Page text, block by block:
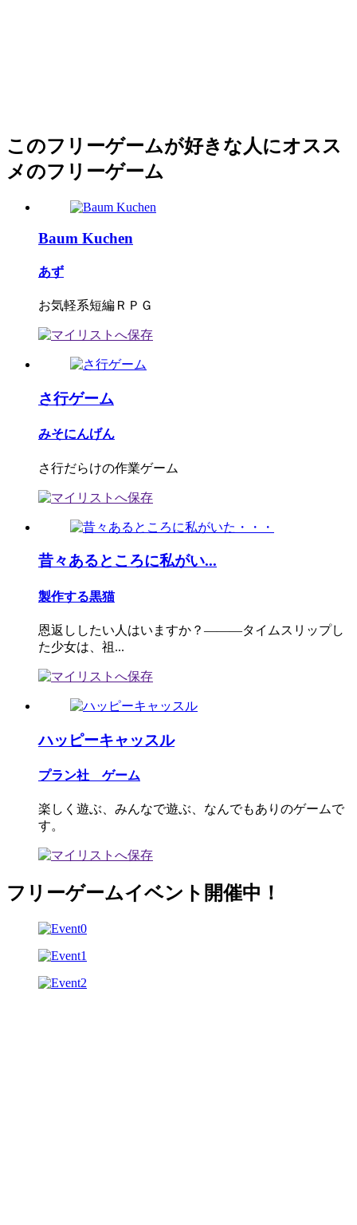
このフリーゲームが好きな人にオスス
メのフリーゲーム
Baum Kuchen
あず
お気軽系短編ＲＰＧ
さ行ゲーム
みそにんげん
さ行だらけの作業ゲーム
昔々あるところに私がい...
製作する黒猫
恩返ししたい人はいますか？―――タイムスリップし
た少女は、祖...
ハッピーキャッスル
プラン社 ゲーム
楽しく遊ぶ、みんなで遊ぶ、なんでもありのゲームで
す。
フリーゲームイベント開催中！